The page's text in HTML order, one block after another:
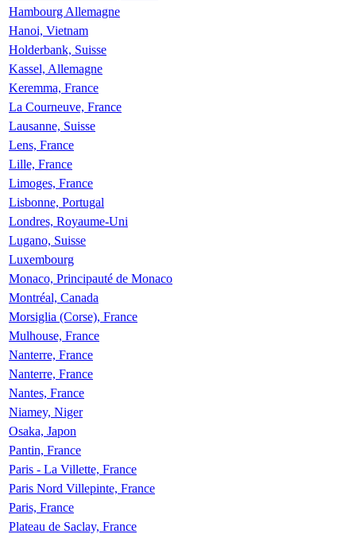
Hambourg Allemagne
Hanoi, Vietnam
Holderbank, Suisse
Kassel, Allemagne
Keremma, France
La Courneuve, France
Lausanne, Suisse
Lens, France
Lille, France
Limoges, France
Lisbonne, Portugal
Londres, Royaume-Uni
Lugano, Suisse
Luxembourg
Monaco, Principauté de Monaco
Montréal, Canada
Morsiglia (Corse), France
Mulhouse, France
Nanterre, France
Nanterre, France
Nantes, France
Niamey, Niger
Osaka, Japon
Pantin, France
Paris - La Villette, France
Paris Nord Villepinte, France
Paris, France
Plateau de Saclay, France